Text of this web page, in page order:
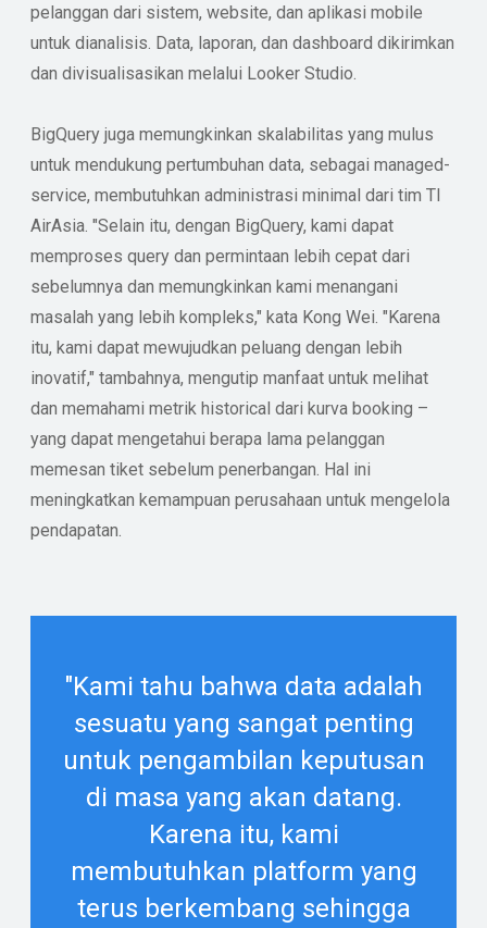
pelanggan dari sistem, website, dan aplikasi mobile
untuk dianalisis. Data, laporan, dan dashboard dikirimkan
dan divisualisasikan melalui Looker Studio.
BigQuery juga memungkinkan skalabilitas yang mulus
untuk mendukung pertumbuhan data, sebagai managed-
service, membutuhkan administrasi minimal dari tim TI
AirAsia. "Selain itu, dengan BigQuery, kami dapat
memproses query dan permintaan lebih cepat dari
sebelumnya dan memungkinkan kami menangani
masalah yang lebih kompleks," kata Kong Wei. "Karena
itu, kami dapat mewujudkan peluang dengan lebih
inovatif," tambahnya, mengutip manfaat untuk melihat
dan memahami metrik historical dari kurva booking –
yang dapat mengetahui berapa lama pelanggan
memesan tiket sebelum penerbangan. Hal ini
meningkatkan kemampuan perusahaan untuk mengelola
pendapatan.
"Kami tahu bahwa data adalah
sesuatu yang sangat penting
untuk pengambilan keputusan
di masa yang akan datang.
Karena itu, kami
membutuhkan platform yang
terus berkembang sehingga